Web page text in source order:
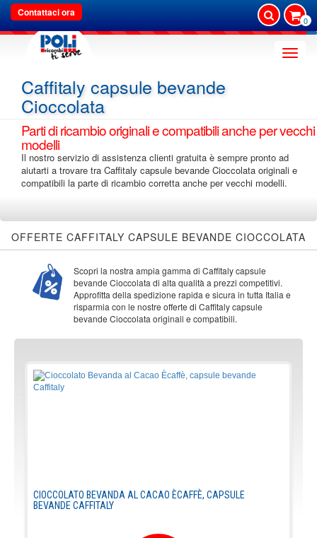
Contattaci ora
0
Toggle
Caffitaly capsule bevande
Cioccolata
Parti di ricambio originali e compatibili anche per vecchi
modelli
Il nostro servizio di assistenza clienti gratuita è sempre pronto ad
aiutarti a trovare tra Caffitaly capsule bevande Cioccolata originali e
compatibili la parte di ricambio corretta anche per vecchi modelli.
OFFERTE CAFFITALY CAPSULE BEVANDE CIOCCOLATA
Scopri la nostra ampia gamma di Caffitaly capsule
bevande Cioccolata di alta qualità a prezzi competitivi.
Approfitta della spedizione rapida e sicura in tutta Italia e
risparmia con le nostre offerte di Caffitaly capsule
bevande Cioccolata originali e compatibili.
CIOCCOLATO BEVANDA AL CACAO ÈCAFFÈ, CAPSULE
BEVANDE CAFFITALY